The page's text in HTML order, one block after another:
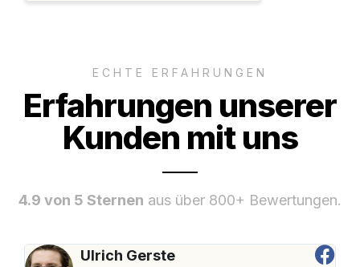
ECHTE ERFAHRUNGEN
Erfahrungen unserer
Kunden mit uns
4.9 von 5 Sternen aus über 800+ Bewertungen.
Ulrich Gerste